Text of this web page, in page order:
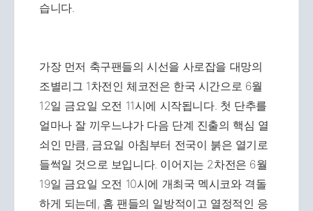
습니다.
가장 먼저 축구팬들의 시선을 사로잡을 대망의
조별리그 1차전인 체코전은 한국 시간으로 6월
12일 금요일 오전 11시에 시작됩니다. 첫 단추를
얼마나 잘 끼우느냐가 다음 단계 진출의 핵심 열
쇠인 만큼, 금요일 아침부터 전국이 붉은 열기로
들썩일 것으로 보입니다. 이어지는 2차전은 6월
19일 금요일 오전 10시에 개최국 멕시코와 격돌
하게 되는데, 홈 팬들의 일방적이고 열정적인 응